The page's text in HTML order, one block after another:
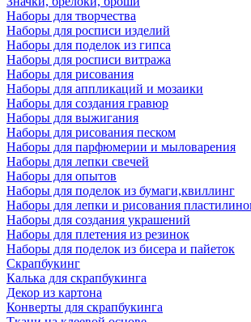
Наборы для творчества
Наборы для росписи изделий
Наборы для поделок из гипса
Наборы для росписи витража
Наборы для рисования
Наборы для аппликаций и мозаики
Наборы для создания гравюр
Наборы для выжигания
Наборы для рисования песком
Наборы для парфюмерии и мыловарения
Наборы для лепки свечей
Наборы для опытов
Наборы для поделок из бумаги,квиллинг
Наборы для лепки и рисования
Наборы для создания украшений
Наборы для плетения из резинок
Наборы для поделок из бисера и пайеток
Скрапбукинг
Калька для скрапбукинга
Декор из картона
Конверты для скрапбукинга